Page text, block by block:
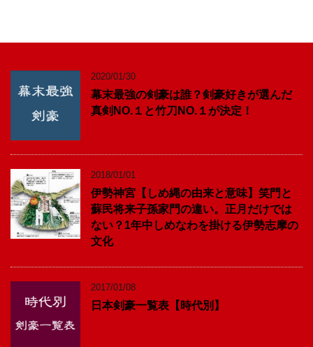
2020/01/30
幕末最強の剣豪は誰？剣豪好きが選んだ
真剣NO.１と竹刀NO.１が決定！
2018/01/01
伊勢神宮【しめ縄の由来と意味】笑門と
蘇民将来子孫家門の違い。正月だけでは
ない？1年中しめなわを掛ける伊勢志摩の
文化
2017/01/08
日本剣豪一覧表【時代別】